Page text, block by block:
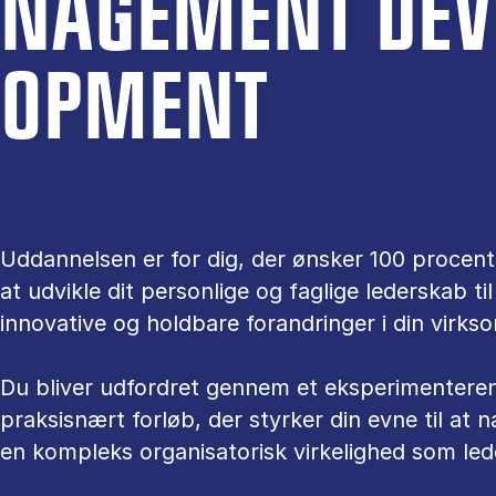
NA­GE­MENT
OP­MENT
Uddannelsen er for dig, der ønsker 100
at udvikle dit personlige og faglige lederskab
innovative og holdbare forandringer i din
Du bliver udfordret gennem et
praksisnært forløb, der styrker din evne til at
en kompleks organisatorisk virkelighed som